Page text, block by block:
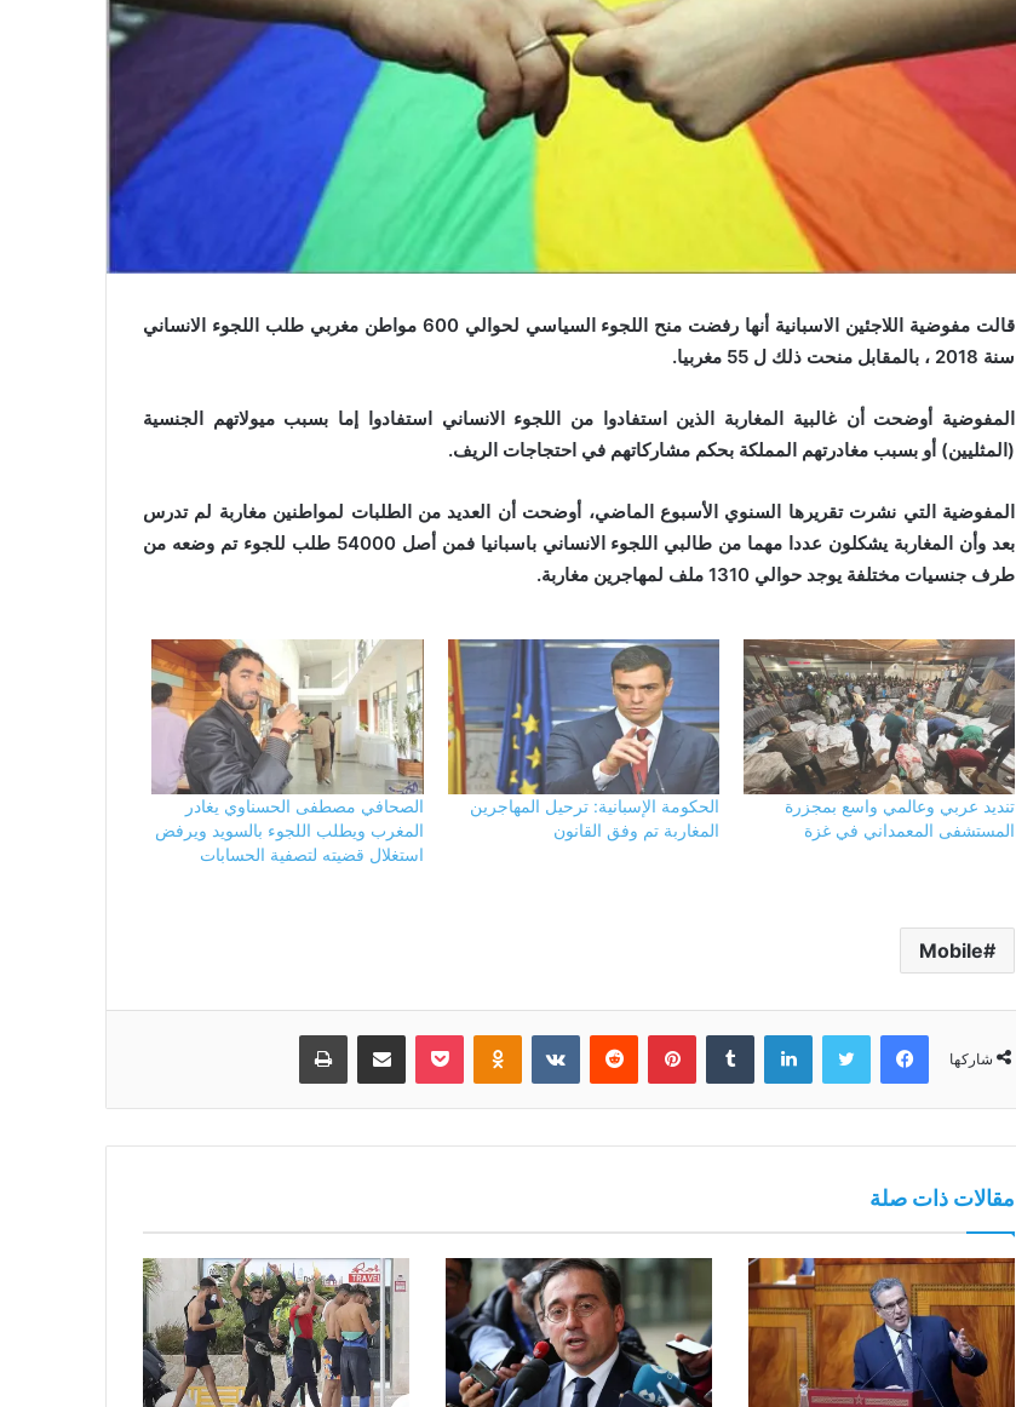
قالت مفوضية اللاجئين الاسبانية أنها رفضت منح اللجوء السياسي لحوالي 600 مواطن مغربي طلب اللجوء الانساني
سنة 2018 ، بالمقابل منحت ذلك ل 55 مغربيا.
المفوضية أوضحت أن غالبية المغاربة الذين استفادوا من اللجوء الانساني استفادوا إما بسبب ميولاتهم الجنسية
(المثليين) أو بسبب مغادرتهم المملكة بحكم مشاركاتهم في احتجاجات الريف.
المفوضية التي نشرت تقريرها السنوي الأسبوع الماضي، أوضحت أن العديد من الطلبات لمواطنين مغاربة لم تدرس
بعد وأن المغاربة يشكلون عددا مهما من طالبي اللجوء الانساني باسبانيا فمن أصل 54000 طلب للجوء تم وضعه من
طرف جنسيات مختلفة يوجد حوالي 1310 ملف لمهاجرين مغاربة.
تنديد عربي وعالمي واسع بمجزرة
المستشفى المعمداني في غزة
الحكومة الإسبانية: ترحيل المهاجرين
المغاربة تم وفق القانون
الصحافي مصطفى الحسناوي يغادر
المغرب ويطلب اللجوء بالسويد ويرفض
استغلال قضيته لتصفية الحسابات
Mobile
شاركها
فيسبوك تويتر لينكدإن بينتيريست Odnoklassniki
بوكيت مشاركة عبر البريد طباعة
مقالات ذات صلة